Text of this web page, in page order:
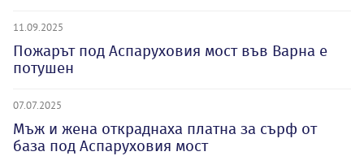
11.09.2025
Пожарът под Аспаруховия мост във Варна е
потушен
07.07.2025
Мъж и жена откраднаха платна за сърф от
база под Аспаруховия мост